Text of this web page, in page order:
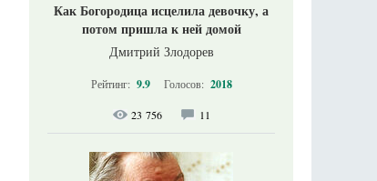
Как Богородица исцелила девочку, а
потом пришла к ней домой
Дмитрий Злодорев
Рейтинг: 9.9 Голосов: 2018
23 756 11